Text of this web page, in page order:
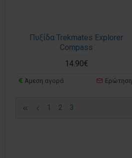
Πυξίδα Trekmates Explorer
Compass
14.90€
Άμεση αγορά Ερώτηση
1 2 3